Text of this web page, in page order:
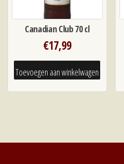
Canadian Club 70 cl
€17,99
Toevoegen aan winkelwagen